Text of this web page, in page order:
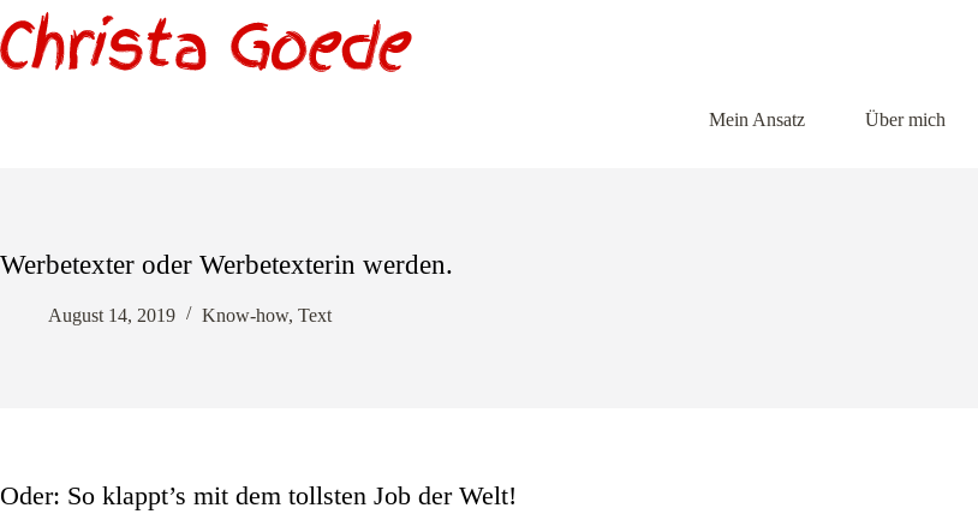
Inhalt
springen
Mein Ansatz Über mich
Werbetexter oder Werbetexterin werden.
August 14, 2019 Know-how, Text
Oder: So klappt’s mit dem tollsten Job der Welt!